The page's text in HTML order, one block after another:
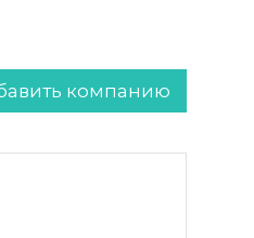
компанию